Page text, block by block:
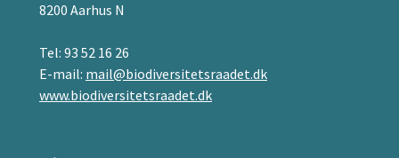
8200 Aarhus N
Tel: 93 52 16 26
E-mail: mail@biodiversitetsraadet.dk
www.biodiversitetsraadet.dk